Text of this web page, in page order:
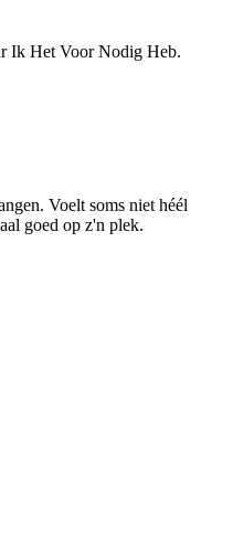
Ik Het Voor Nodig Heb.
Voelt soms niet héél
goed op z'n plek.